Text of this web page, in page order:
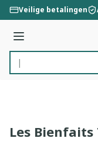
Ga naar de inhoud
Veilige betalingen
Menu
Product, merk,
Les Bienfaits